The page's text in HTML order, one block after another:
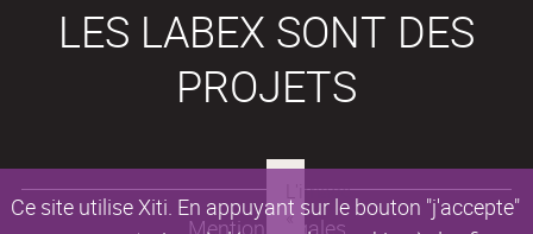
Ce site utilise Xiti. En appuyant sur le bouton "j'accepte"
LES LABEX SONT DES
PROJETS